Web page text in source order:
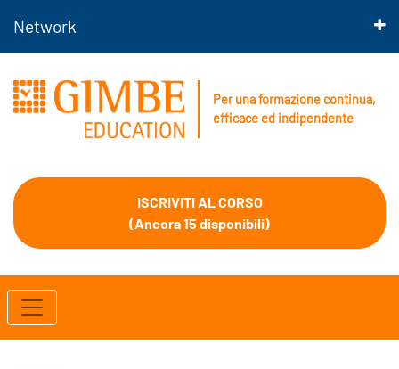
Network
Per una formazione continua,
efficace ed indipendente
ISCRIVITI AL CORSO
(Ancora 15 disponibili)